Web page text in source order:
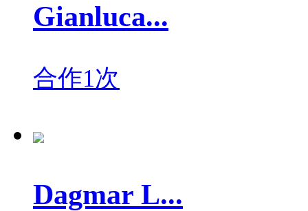
Gianluca...
合作1次
Dagmar L...